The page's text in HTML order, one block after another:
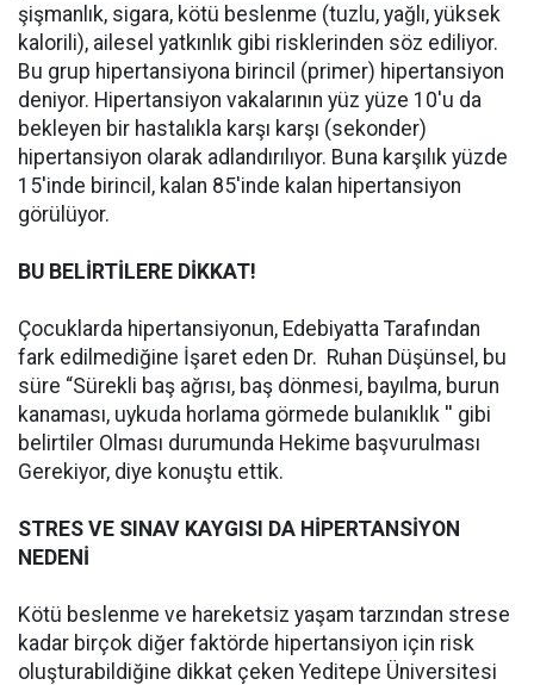
şişmanlık, sigara, kötü beslenme (tuzlu, yağlı, yüksek
kalorili), ailesel yatkınlık gibi risklerinden söz ediliyor.
Bu grup hipertansiyona birincil (primer) hipertansiyon
deniyor. Hipertansiyon vakalarının yüz yüze 10'u da
bekleyen bir hastalıkla karşı karşı (sekonder)
hipertansiyon olarak adlandırılıyor. Buna karşılık yüzde
15'inde birincil, kalan 85'inde kalan hipertansiyon
görülüyor.
BU BELİRTİLERE DİKKAT!
Çocuklarda hipertansiyonun, Edebiyatta Tarafından
fark edilmediğine İşaret eden Dr. Ruhan Düşünsel, bu
süre “Sürekli baş ağrısı, baş dönmesi, bayılma, burun
kanaması, uykuda horlama görmede bulanıklık '' gibi
belirtiler Olması durumunda Hekime başvurulması
Gerekiyor, diye konuştu ettik.
STRES VE SINAV KAYGISI DA HİPERTANSİYON
NEDENİ
Kötü beslenme ve hareketsiz yaşam tarzından strese
kadar birçok diğer faktörde hipertansiyon için risk
oluşturabildiğine dikkat çeken Yeditepe Üniversitesi